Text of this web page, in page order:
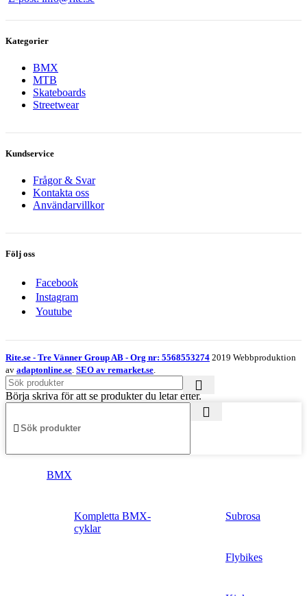
Kategorier
BMX
MTB
Skateboards
Streetwear
Kundservice
Frågor & Svar
Kontakta oss
Användarvillkor
Följ oss
Facebook
Instagram
Youtube
Rite.se - Tre Vänner Group AB - Org nr: 5568553274 2019 Webbproduktion
av adaptonline.se SEO av remarket.se
Börja skriva för att se produkter du letar efter.
BMX
Kompletta BMX-
cyklar
Subrosa
Flybikes